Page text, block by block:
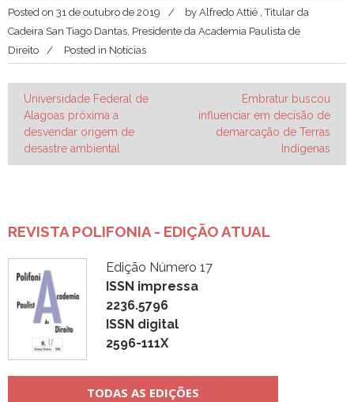
Posted on 31 de outubro de 2019 by Alfredo Attié , Titular da
Cadeira San Tiago Dantas, Presidente da Academia Paulista de
Direito
Posted in Notícias
Navegação
de
Post
Universidade Federal de
Alagoas próxima a
desvendar origem de
desastre ambiental
Embratur buscou
influenciar em decisão de
demarcação de Terras
Indígenas
REVISTA POLIFONIA - EDIÇÃO ATUAL
Edição Número 17
ISSN impressa
2236.5796
ISSN digital
2596-111X
TODAS AS EDIÇÕES